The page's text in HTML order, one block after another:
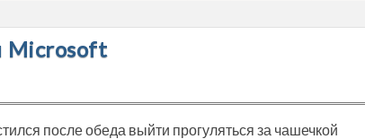
Microsoft
после обеда выйти прогуляться за чашечкой